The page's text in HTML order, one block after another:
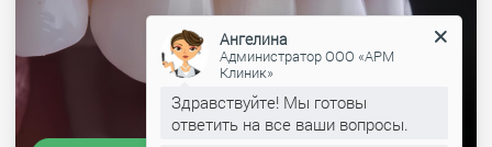
Ангелина
Администратор ООО «АРМ
Клиник»
Здравствуйте! Мы готовы
ответить на все ваши вопросы.